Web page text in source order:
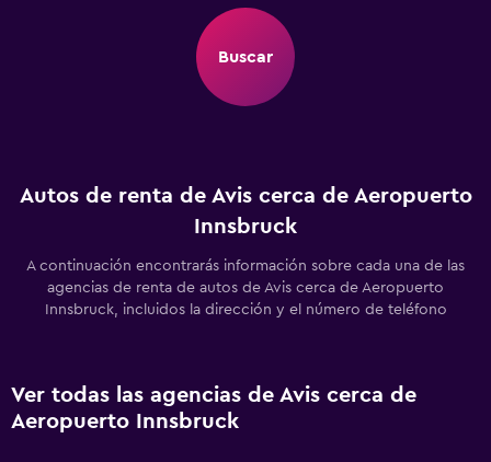
Buscar
Autos de renta de Avis cerca de Aeropuerto
Innsbruck
A continuación encontrarás información sobre cada una de las
agencias de renta de autos de Avis cerca de Aeropuerto
Innsbruck, incluidos la dirección y el número de teléfono
Ver todas las agencias de Avis cerca de
Aeropuerto Innsbruck